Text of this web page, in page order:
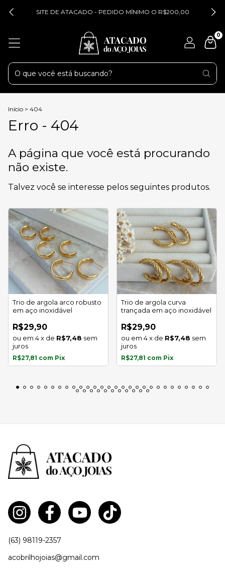
SITE DE ATACADO - PEDIDO MÍNIMO O R$200,00
0
Início > 404
Erro - 404
A página que você está procurando
não existe.
Talvez você se interesse pelos seguintes produtos.
Trio de argola arco robusto
em aço inoxidável
R$29,90
4x de R$7,48 sem
juros
R$27,81 com Pix
Trio de argola curva
trançada em aço inoxidável
R$29,90
4x de R$7,48 sem
juros
R$27,81 com Pix
(63) 98119-2357
acobrilhojoias@gmail.com